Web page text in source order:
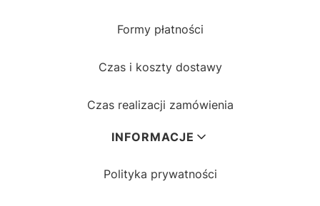
Formy płatności
Czas i koszty dostawy
Czas realizacji zamówienia
INFORMACJE
Polityka prywatności